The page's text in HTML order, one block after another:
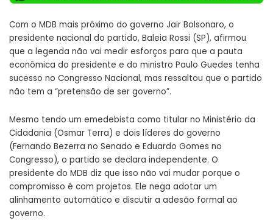
Com o MDB mais próximo do governo Jair Bolsonaro, o
presidente nacional do partido, Baleia Rossi (SP), afirmou
que a legenda não vai medir esforços para que a pauta
econômica do presidente e do ministro Paulo Guedes tenha
sucesso no Congresso Nacional, mas ressaltou que o partido
não tem a “pretensão de ser governo”.
Mesmo tendo um emedebista como titular no Ministério da
Cidadania (Osmar Terra) e dois líderes do governo
(Fernando Bezerra no Senado e Eduardo Gomes no
Congresso), o partido se declara independente. O
presidente do MDB diz que isso não vai mudar porque o
compromisso é com projetos. Ele nega adotar um
alinhamento automático e discutir a adesão formal ao
governo.